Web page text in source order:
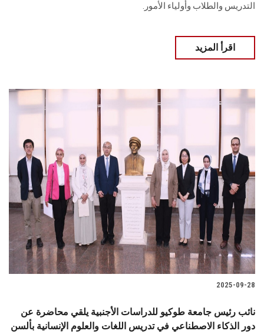
التدريس والطلاب وأولياء الأمور.
اقرأ المزيد
2025-09-28
نائب رئيس جامعة طوكيو للدراسات الأجنبية يلقي محاضرة عن
دور الذكاء الاصطناعي في تدريس اللغات والعلوم الإنسانية بألسن